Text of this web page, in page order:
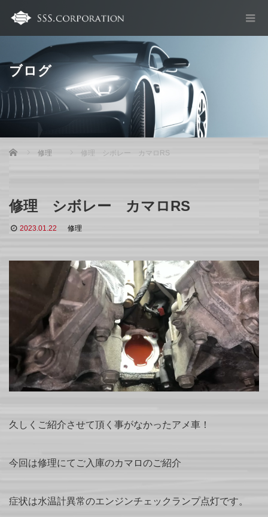
ブログ
Home 修理 修理 シボレー カマロRS
修理 シボレー カマロRS
2023.01.22 修理
久しくご紹介させて頂く事がなかったアメ車！
今回は修理にてご入庫のカマロのご紹介
症状は水温計異常のエンジンチェックランプ点灯です。